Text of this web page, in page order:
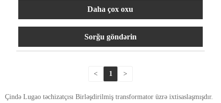
Daha çox oxu
Sorğu göndərin
< 1 >
Çində Lugao təchizatçısı Birləşdirilmiş transformator üzrə ixtisaslaşmışdır.